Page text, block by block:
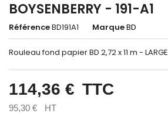
BOYSENBERRY - 191-A1
RéférenceBD191A1 MarqueBD
Rouleau fond papier BD 2,72 x 11 m - LARGE
114,36 € TTC
95,30 € HT